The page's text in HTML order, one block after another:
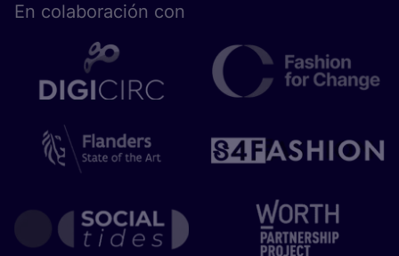
En cola­bo­ra­ción con